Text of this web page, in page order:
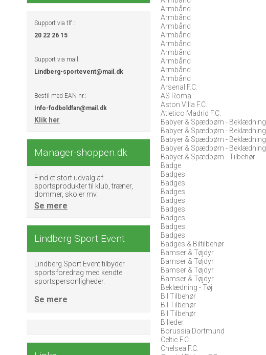
Support via tlf.:
20 22 26 15
Support via mail:
Lindberg-sportevent@mail.dk
Bestil med EAN nr.:
Info-fodboldfan@mail.dk
Klik her
Manager-shoppen.dk
Find et stort udvalg af
sportsprodukter til klub, træner,
dommer, skoler mv.
Se mere
Lindberg Sport Event
Lindberg Sport Event tilbyder
sportsforedrag med kendte
sportspersonligheder.
Se mere
Armbånd
Armbånd
Armbånd
Armbånd
Armbånd
Armbånd
Armbånd
Armbånd
Armbånd
Arsenal F.C.
AS Roma
Aston Villa F.C.
Atletico Madrid F.C.
Babyer & Spædbørn - Beklædning
Babyer & Spædbørn - Beklædning
Babyer & Spædbørn - Beklædning
Babyer & Spædbørn - Beklædning
Babyer & Spædbørn - Tilbehør
Badge
Badges
Badges
Badges
Badges
Badges
Badges
Badges
Badges
Badges & Biltilbehør
Bamser & Tøjdyr
Bamser & Tøjdyr
Bamser & Tøjdyr
Bamser & Tøjdyr
Beklædning - Tøj
Bil Tilbehør
Bil Tilbehør
Bil Tilbehør
Billeder
Borussia Dortmund
Celtic F.C.
Chelsea F.C.